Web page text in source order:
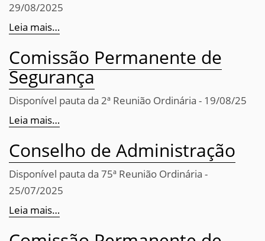
29/08/2025
Leia mais…
Comissão Permanente de
Segurança
Disponível pauta da 2ª Reunião Ordinária - 19/08/25
Leia mais…
Conselho de Administração
Disponível pauta da 75ª Reunião Ordinária -
25/07/2025
Leia mais…